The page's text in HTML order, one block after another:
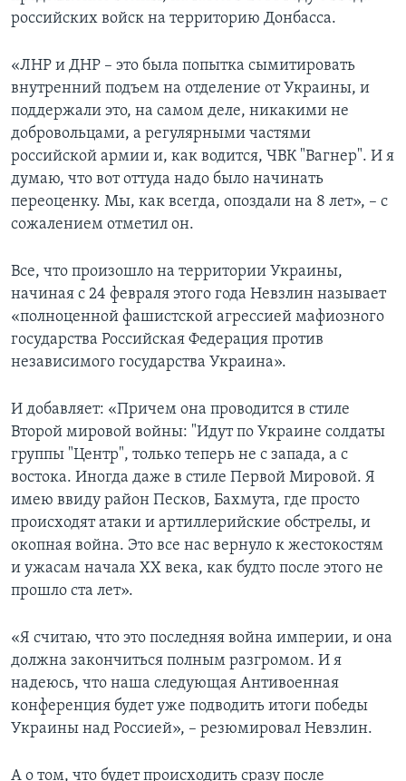
российских войск на территорию Донбасса.
«ЛНР и ДНР – это была попытка сымитировать
внутренний подъем на отделение от Украины, и
поддержали это, на самом деле, никакими не
добровольцами, а регулярными частями
российской армии и, как водится, ЧВК "Вагнер". И я
думаю, что вот оттуда надо было начинать
переоценку. Мы, как всегда, опоздали на 8 лет», – с
сожалением отметил он.
Все, что произошло на территории Украины,
начиная с 24 февраля этого года Невзлин называет
«полноценной фашистской агрессией мафиозного
государства Российская Федерация против
независимого государства Украина».
И добавляет: «Причем она проводится в стиле
Второй мировой войны: "Идут по Украине солдаты
группы "Центр", только теперь не с запада, а с
востока. Иногда даже в стиле Первой Мировой. Я
имею ввиду район Песков, Бахмута, где просто
происходят атаки и артиллерийские обстрелы, и
окопная война. Это все нас вернуло к жестокостям
и ужасам начала ХХ века, как будто после этого не
прошло ста лет».
«Я считаю, что это последняя война империи, и она
должна закончиться полным разгромом. И я
надеюсь, что наша следующая Антивоенная
конференция будет уже подводить итоги победы
Украины над Россией», – резюмировал Невзлин.
А о том, что будет происходить сразу после